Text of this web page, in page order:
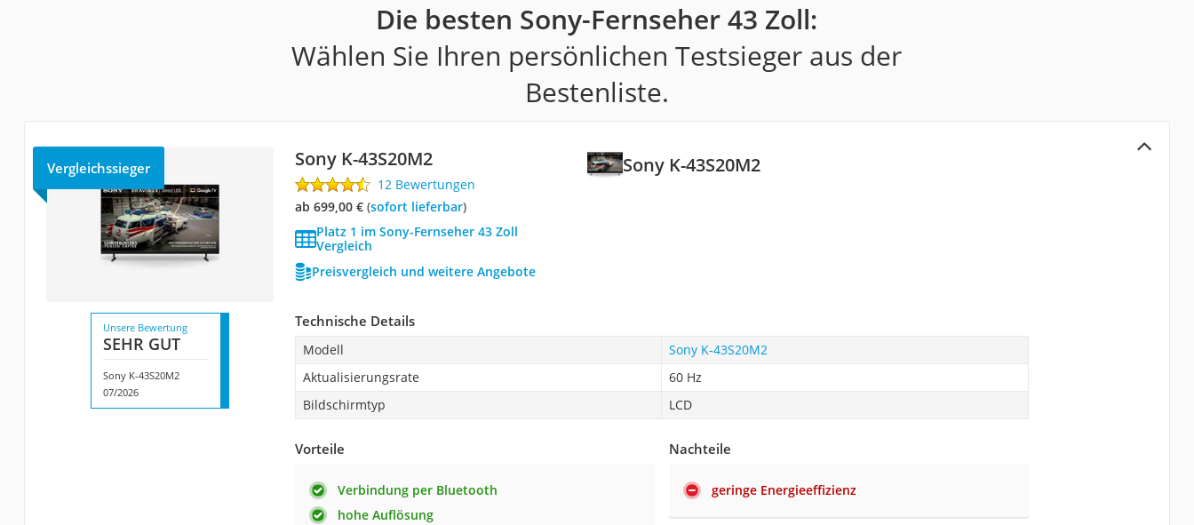
Die besten Sony-Fernseher 43 Zoll:
Wählen Sie Ihren persönlichen Testsieger aus der
Bestenliste.
Sony K-43S20M2
Vergleichssieger Sony K-43S20M2
12 Bewertungen
ab 699,00 €( Sofort lieferbar)
Platz 1 im Sony-Fernseher 43 Zoll
Vergleich
Preisvergleich und weitere Angebote
Unsere Bewertung
SEHR GUT
Sony K-43S20M2
07/2026
Technische Details
Modell
Sony K-43S20M2
Aktualisierungsrate
60 Hz
Bildschirmtyp
LCD
Vorteile
Verbindung per Bluetooth
hohe Auflösung
Nachteile
geringe Energieeffizienz